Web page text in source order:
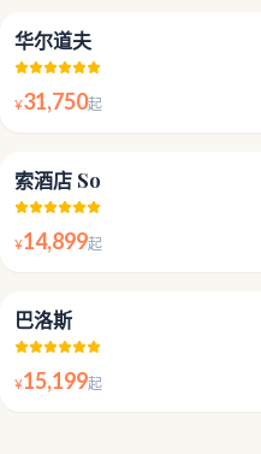
华尔道夫
¥31,750起
索酒店 So
¥14,899起
巴洛斯
¥15,199起